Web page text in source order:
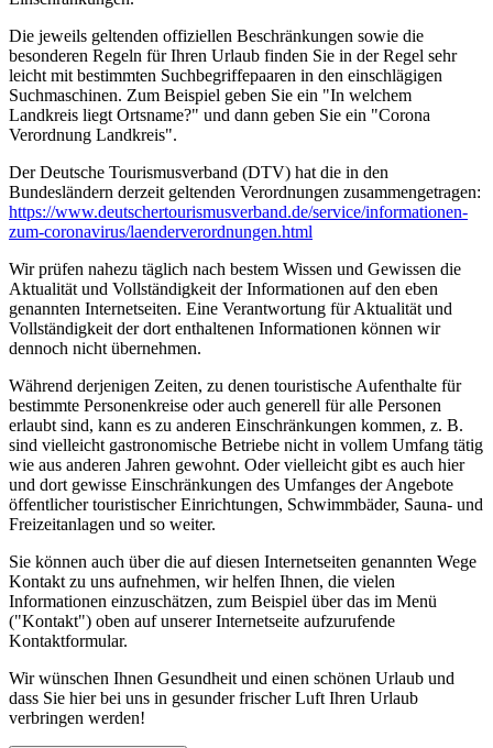
Die jeweils geltenden offiziellen Beschränkungen sowie die
besonderen Regeln für Ihren Urlaub finden Sie in der Regel sehr
leicht mit bestimmten Suchbegriffepaaren in den einschlägigen
Suchmaschinen. Zum Beispiel geben Sie ein "In welchem
Landkreis liegt Ortsname?" und dann geben Sie ein "Corona
Verordnung Landkreis".
Der Deutsche Tourismusverband (DTV) hat die in den
Bundesländern derzeit geltenden Verordnungen zusammengetragen:
https://www.deutscher­tourismusverband.de/­service/­informationen-
zum-coronavirus/­laenderverordnungen.html
Wir prüfen nahezu täglich nach bestem Wissen und Gewissen die
Aktualität und Vollständigkeit der Informationen auf den eben
genannten Internetseiten. Eine Verantwortung für Aktualität und
Vollständigkeit der dort enthaltenen Informationen können wir
dennoch nicht übernehmen.
Während derjenigen Zeiten, zu denen touristische Aufenthalte für
bestimmte Personenkreise oder auch generell für alle Personen
erlaubt sind, kann es zu anderen Einschränkungen kommen, z. B.
sind vielleicht gastronomische Betriebe nicht in vollem Umfang tätig
wie aus anderen Jahren gewohnt. Oder vielleicht gibt es auch hier
und dort gewisse Einschränkungen des Umfanges der Angebote
öffentlicher touristischer Einrichtungen, Schwimmbäder, Sauna- und
Freizeitanlagen und so weiter.
Sie können auch über die auf diesen Internetseiten genannten Wege
Kontakt zu uns aufnehmen, wir helfen Ihnen, die vielen
Informationen einzuschätzen, zum Beispiel über das im Menü
("Kontakt") oben auf unserer Internetseite aufzurufende
Kontaktformular.
Wir wünschen Ihnen Gesundheit und einen schönen Urlaub und
dass Sie hier bei uns in gesunder frischer Luft Ihren Urlaub
verbringen werden!